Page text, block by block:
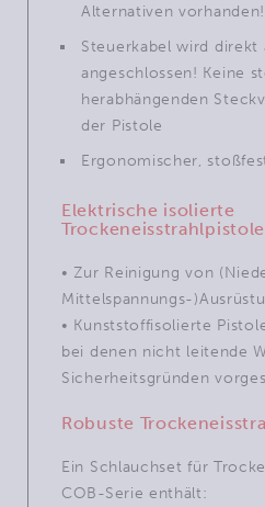
Alternativen
Steuerkabel wird direkt
angeschlossen! Keine
herabhängenden
der Pistole
Ergonomischer,
Elektrische isolierte
• Zur Reinigung von
Mittelspannungs-
• Kunststoffisolierte
bei denen nicht leitende
Sicherheitsgründen
Robuste
Ein Schlauchset für
COB-Serie enthält: